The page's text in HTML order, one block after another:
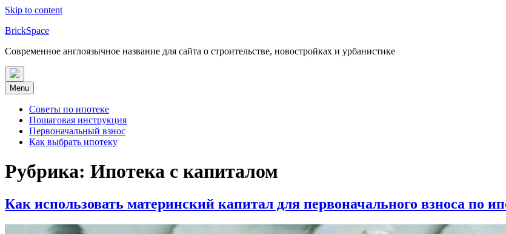
Skip to content
BrickSpace
Современное англоязычное название для сайта о строительстве, новостройках и урбанистике
Menu
Советы по ипотеке
Пошаговая инструкция
Первоначальный взнос
Как выбрать ипотеку
Рубрика: Ипотека с капиталом
Как использовать материнский капитал для первоначального взноса по